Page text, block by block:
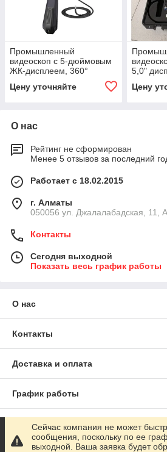
Промышленный
видеоскоп с 5-дюймовым
ЖК-дисплеем, 360°
испытательным зондом
Цену уточняйте
5,0"
зондом
Цену
О нас
Рейтинг не сформирован
Менее 5 отзывов за последний
Работает с 18.02.2015
г. Алматы
050056 ул. Джалалабадская, 11,
Контакты
Сегодня выходной
Показать весь график работы
О нас
Контакты
Доставка и оплата
График работы
Полная версия сайта
Сейчас компания не может
сообщения, поскольку по ее
выходной. Ваша заявка будет